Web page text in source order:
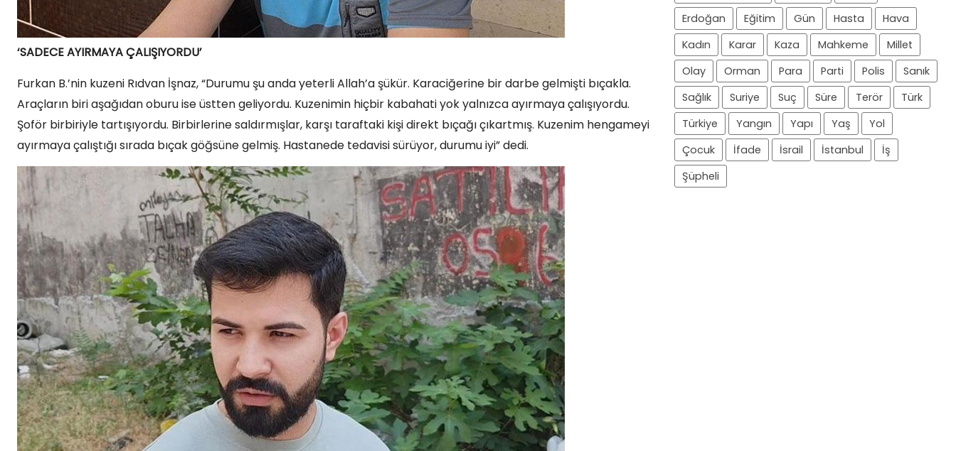
‘SADECE AYIRMAYA ÇALIŞIYORDU’
Furkan B.’nin kuzeni Rıdvan İşnaz, “Durumu şu anda yeterli Allah’a şükür. Karaciğerine bir darbe gelmişti bıçakla.
Araçların biri aşağıdan oburu ise üstten geliyordu. Kuzenimin hiçbir kabahati yok yalnızca ayırmaya çalışıyordu.
Şoför birbiriyle tartışıyordu. Birbirlerine saldırmışlar, karşı taraftaki kişi direkt bıçağı çıkartmış. Kuzenim hengameyi
ayırmaya çalıştığı sırada bıçak göğsüne gelmiş. Hastanede tedavisi sürüyor, durumu iyi” dedi.
Erdoğan
Eğitim Gün Hasta
Hava
Kadın
Karar Kaza Mahkeme
Millet
Olay
Orman Para Parti Polis
Sanık
Sağlık
Suriye Suç Süre Terör
Türk
Türkiye
Yangın Yapı Yaş
Yol
Çocuk
İfade İsrail İstanbul
İş
Şüpheli